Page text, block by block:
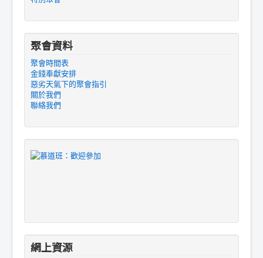
聚會資料
聚會時間表
金錢奉獻安排
惡劣天氣下的聚會指引
關於我們
聯絡我們
網上資源